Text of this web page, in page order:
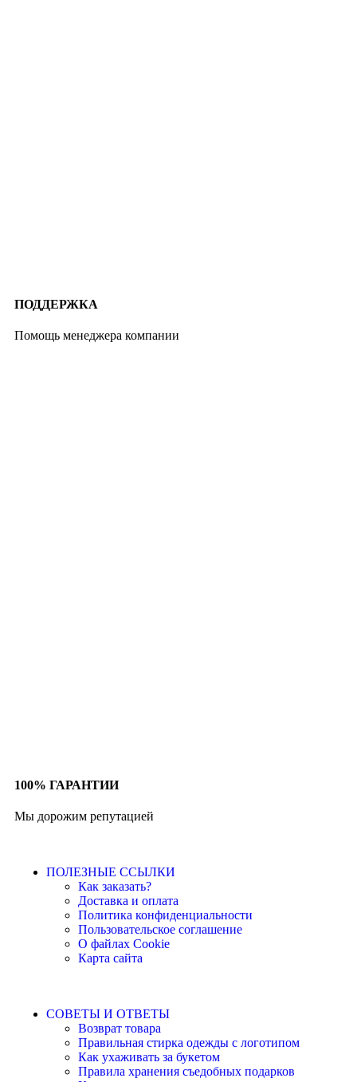
ПОДДЕРЖКА
Помощь менеджера компании
100% ГАРАНТИИ
Мы дорожим репутацией
ПОЛЕЗНЫЕ ССЫЛКИ
Как заказать?
Доставка и оплата
Политика конфиденциальности
Пользовательское соглашение
О файлах Cookie
Карта сайта
СОВЕТЫ И ОТВЕТЫ
Возврат товара
Правильная стирка одежды с логотипом
Как ухаживать за букетом
Правила хранения съедобных подарков